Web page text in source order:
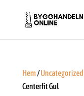
Hem/Uncategorized
Centerfit Gul